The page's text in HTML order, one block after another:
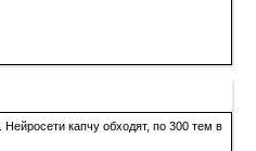
капчу обходят, по 300 тем в